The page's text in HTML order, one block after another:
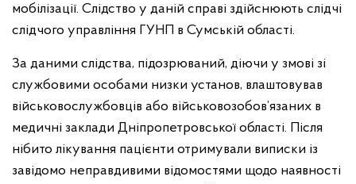
мобілізації. Слідство у даній справі здійснюють слідчі
слідчого управління ГУНП в Сумській області.
За даними слідства, підозрюваний, діючи у змові зі
службовими особами низки установ, влаштовував
військовослужбовців або військовозобов’язаних в
медичні заклади Дніпропетровської області. Після
нібито лікування пацієнти отримували виписки із
завідомо неправдивими відомостями щодо наявності